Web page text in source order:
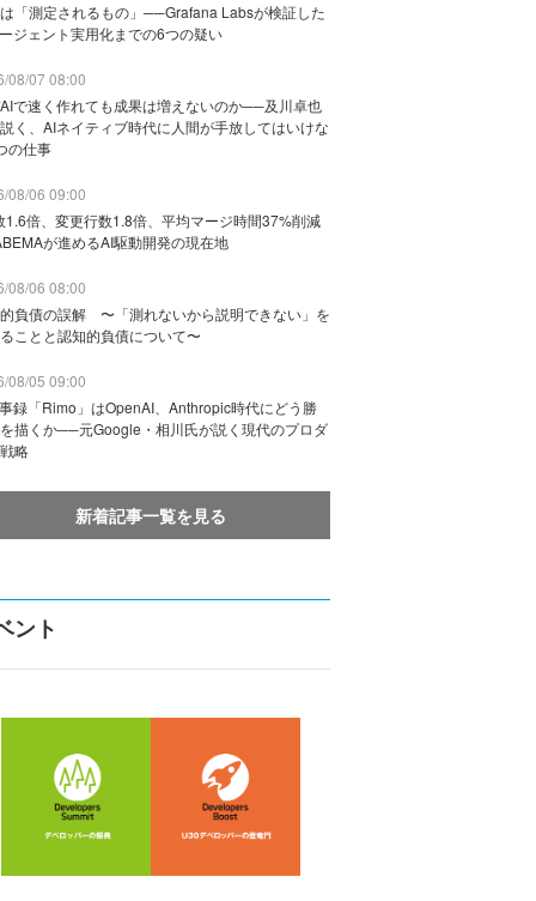
「測定されるもの」──Grafana Labsが検証した
ジェント実用化までの6つの疑い
08/07 08:00
で速く作れても成果は増えないのか──及川卓也
く、AIネイティブ時代に人間が手放してはいけな
の仕事
08/06 09:00
1.6倍、変更行数1.8倍、平均マージ時間37%削減
が進めるAI駆動開発の現在地
08/06 08:00
負債の誤解 〜「測れないから説明できない」を
ことと認知的負債について〜
08/05 09:00
録「Rimo」はOpenAI、Anthropic時代にどう勝
描くか──元Google・相川氏が説く現代のプロダ
略
新着記事一覧を見る
ント